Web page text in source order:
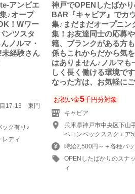
アンビエ
♪オープ
！Wワー
ンツスタ
ノルマ・
経験さん
目17-13 東門
ク有り♪
ディ
神戸でOPENしたばか
BAR『キャビア』でカ
集♪まだまだオープニン
集！お友達同士の応募
籍、ブランクがある方
係もこれからだから気
はありません♪ノルマも
しく長く働ける環境で
なった方は、お気軽に
お祝い金5千円分対象
キャビア
兵庫県神戸市中央区下山
ベコンベックススクエア
時給2,500円～＋各種バッ
OPENしたばかりのスナ
ィ